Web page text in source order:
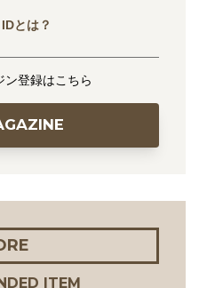
とは？
ン登録はこちら
ITEM